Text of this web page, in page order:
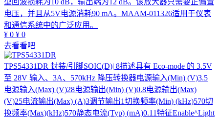
型回波损耗为10 dB，输出端为12 dB。该放大器只需要正偏置
电压，并且从5V电源消耗90 mA。MAAM-011326适用于仪表
和通信系统中的广泛应用。
¥ 0 ¥ 0
去看看吧
TPS54331DR 封装/引脚SOIC(D)| 8描述具有 Eco-mode 的 3.5V
至 28V 输入、3A、570kHz 降压转换器电源输入(Min) (V)3.5
电源输入(Max) (V)28电源输出(Min) (V)0.8电源输出(Max)
(V)25电流输出(Max) (A)3调节输出1切换频率(Min) (kHz)570切
换频率(Max)(kHz)570静态电流(Typ) (mA)0.11特征Enable^Light